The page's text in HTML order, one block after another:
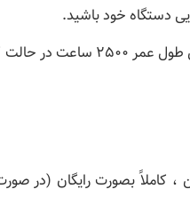
دستگاه خود باشید.
، کاملاً بصورت رایگان (در